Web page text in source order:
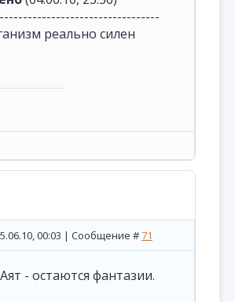
реально силен
00:03 | Сообщение #71
- остаются фантазии.